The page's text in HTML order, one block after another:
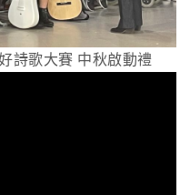
詩歌大賽 中秋啟動禮